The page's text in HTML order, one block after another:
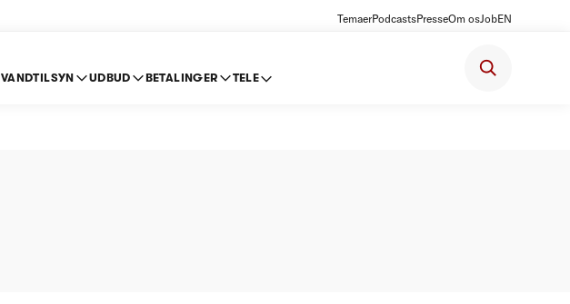
TemaerPodcastsPresseOm osJobEN
VANDTILSYN UDBUD BETALINGER TELE